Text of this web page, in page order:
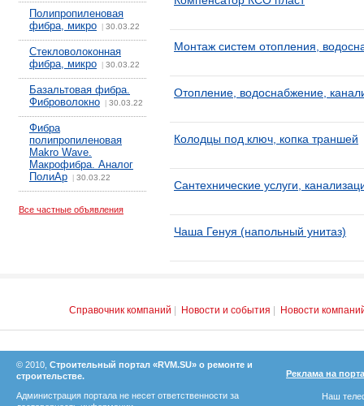
Полипропиленовая
фибра, микро
30.03.22
Стекловолоконная
фибра, микро
30.03.22
Базальтовая фибра.
Фиброволокно
30.03.22
Фибра
полипропиленовая
Makro Wave.
Макрофибра. Аналог
ПолиАр
30.03.22
Все частные объявления
Монтаж систем отопления,
Отопление, водоснабжение,
Колодцы под ключ, копка траншей
Сантехнические услуги,
Чаша Генуя (напольный унитаз)
Справочник компаний Новости и события Новости
© 2010, Строительный портал «RVM.SU» о ремонте и
строительстве.
Администрация портала не несет ответственности за
Реклама на
Наш